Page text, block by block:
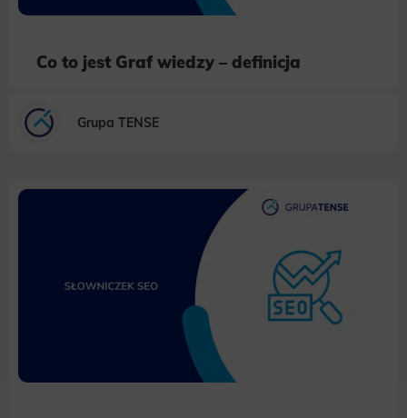
Co to jest Graf wiedzy – definicja
Grupa TENSE